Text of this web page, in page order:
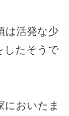
は活発な少
したそうで
においたま